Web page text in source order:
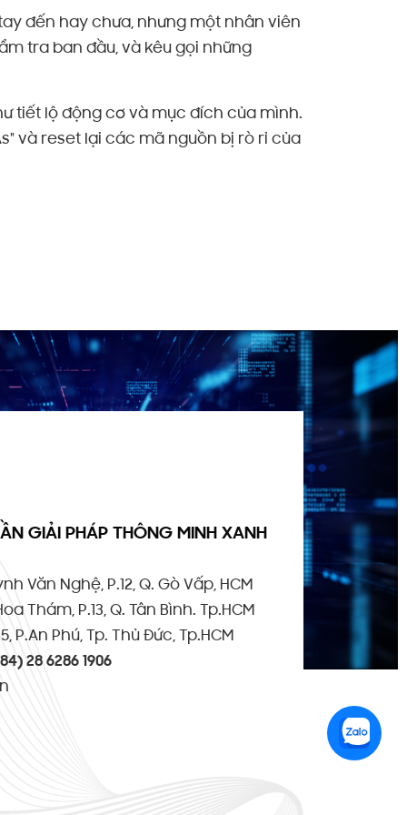
đến hay chưa, nhưng một nhân viên
tra ban đầu, và kêu gọi những
tiết lộ động cơ và mục đích của mình.
và reset lại các mã nguồn bị rò rỉ của
GIẢI PHÁP THÔNG MINH XANH
Văn Nghệ, P.12, Q. Gò Vấp, HCM
Thám, P.13, Q. Tân Bình. Tp.HCM
P.An Phú, Tp. Thủ Đức, Tp.HCM
28 6286 1906